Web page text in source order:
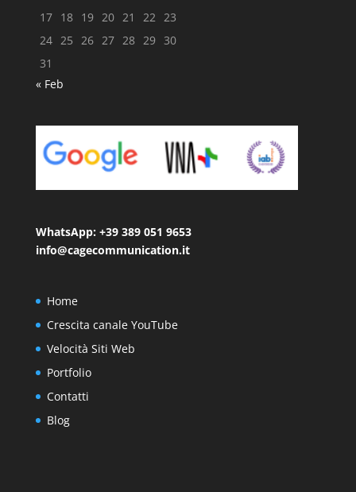
17 18 19 20 21 22
23
24 25 26 27 28 29 30
31
« Feb
WhatsApp: +39 389 051 9653
info@cagecommunication.it
Home
Crescita canale YouTube
Velocità Siti Web
Portfolio
Contatti
Blog